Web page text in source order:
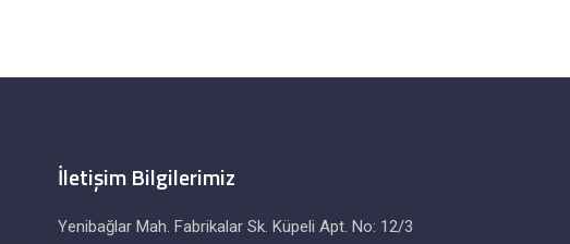
İletişim Bilgilerimiz
Yenibağlar Mah. Fabrikalar Sk. Küpeli Apt. No: 12/3